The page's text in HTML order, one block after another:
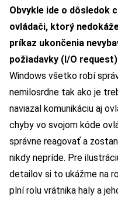
Obvykle ide o dôsledok
ovládači, ktorý
príkaz ukončenia
požiadavky (I/O
Windows všetko robí
nemilosrdne tak ako je
naviazal komunikáciu aj
chyby vo svojom kóde
správne reagovať a
nikdy nepríde. Pre
detailov si to ukážme na
plní rolu vrátnika haly a